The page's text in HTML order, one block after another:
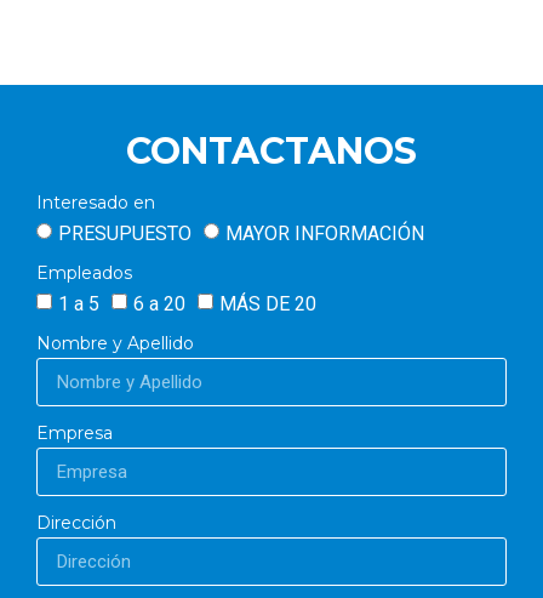
CONTACTANOS
Interesado en
PRESUPUESTO MAYOR INFORMACIÓN
Empleados
1 a 5 6 a 20 MÁS DE 20
Nombre y Apellido
Empresa
Dirección